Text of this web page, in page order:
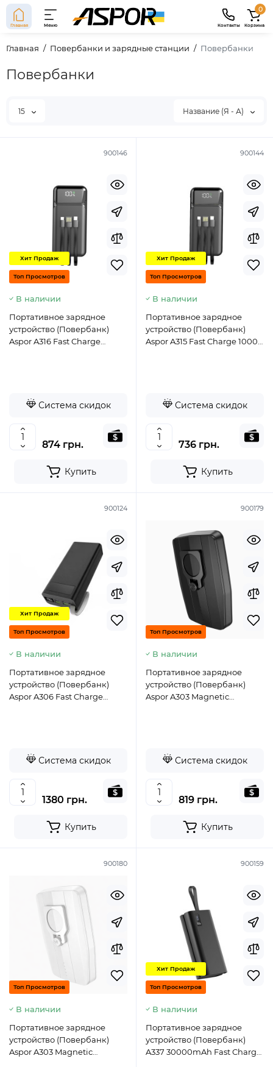
Главная Меню Контакты
0
Корзина
Главная Повербанки и зарядные станции Повербанки
Повербанки
15 Название (Я - А)
900146
Хит Продаж
Топ Просмотров
В наличии
Портативное зарядное
устройство (Повербанк)
Aspor A316 Fast Charge
Система скидок
874 грн.
Купить
900144
Хит Продаж
Топ Просмотров
В наличии
Портативное зарядное
устройство (Повербанк)
Aspor A315 Fast Charge 10000
Система скидок
736 грн.
Купить
900124
Хит Продаж
Топ Просмотров
В наличии
Портативное зарядное
устройство (Повербанк)
Aspor A306 Fast Charge
Система скидок
1380 грн.
Купить
900179
Топ Просмотров
В наличии
Портативное зарядное
устройство (Повербанк)
Aspor A303 Magnetic
Система скидок
819 грн.
Купить
900180
Топ Просмотров
В наличии
Портативное зарядное
устройство (Повербанк)
Aspor A303 Magnetic
900159
Хит Продаж
Топ Просмотров
В наличии
Портативное зарядное
устройство (Повербанк)
A337 30000mAh Fast Charge